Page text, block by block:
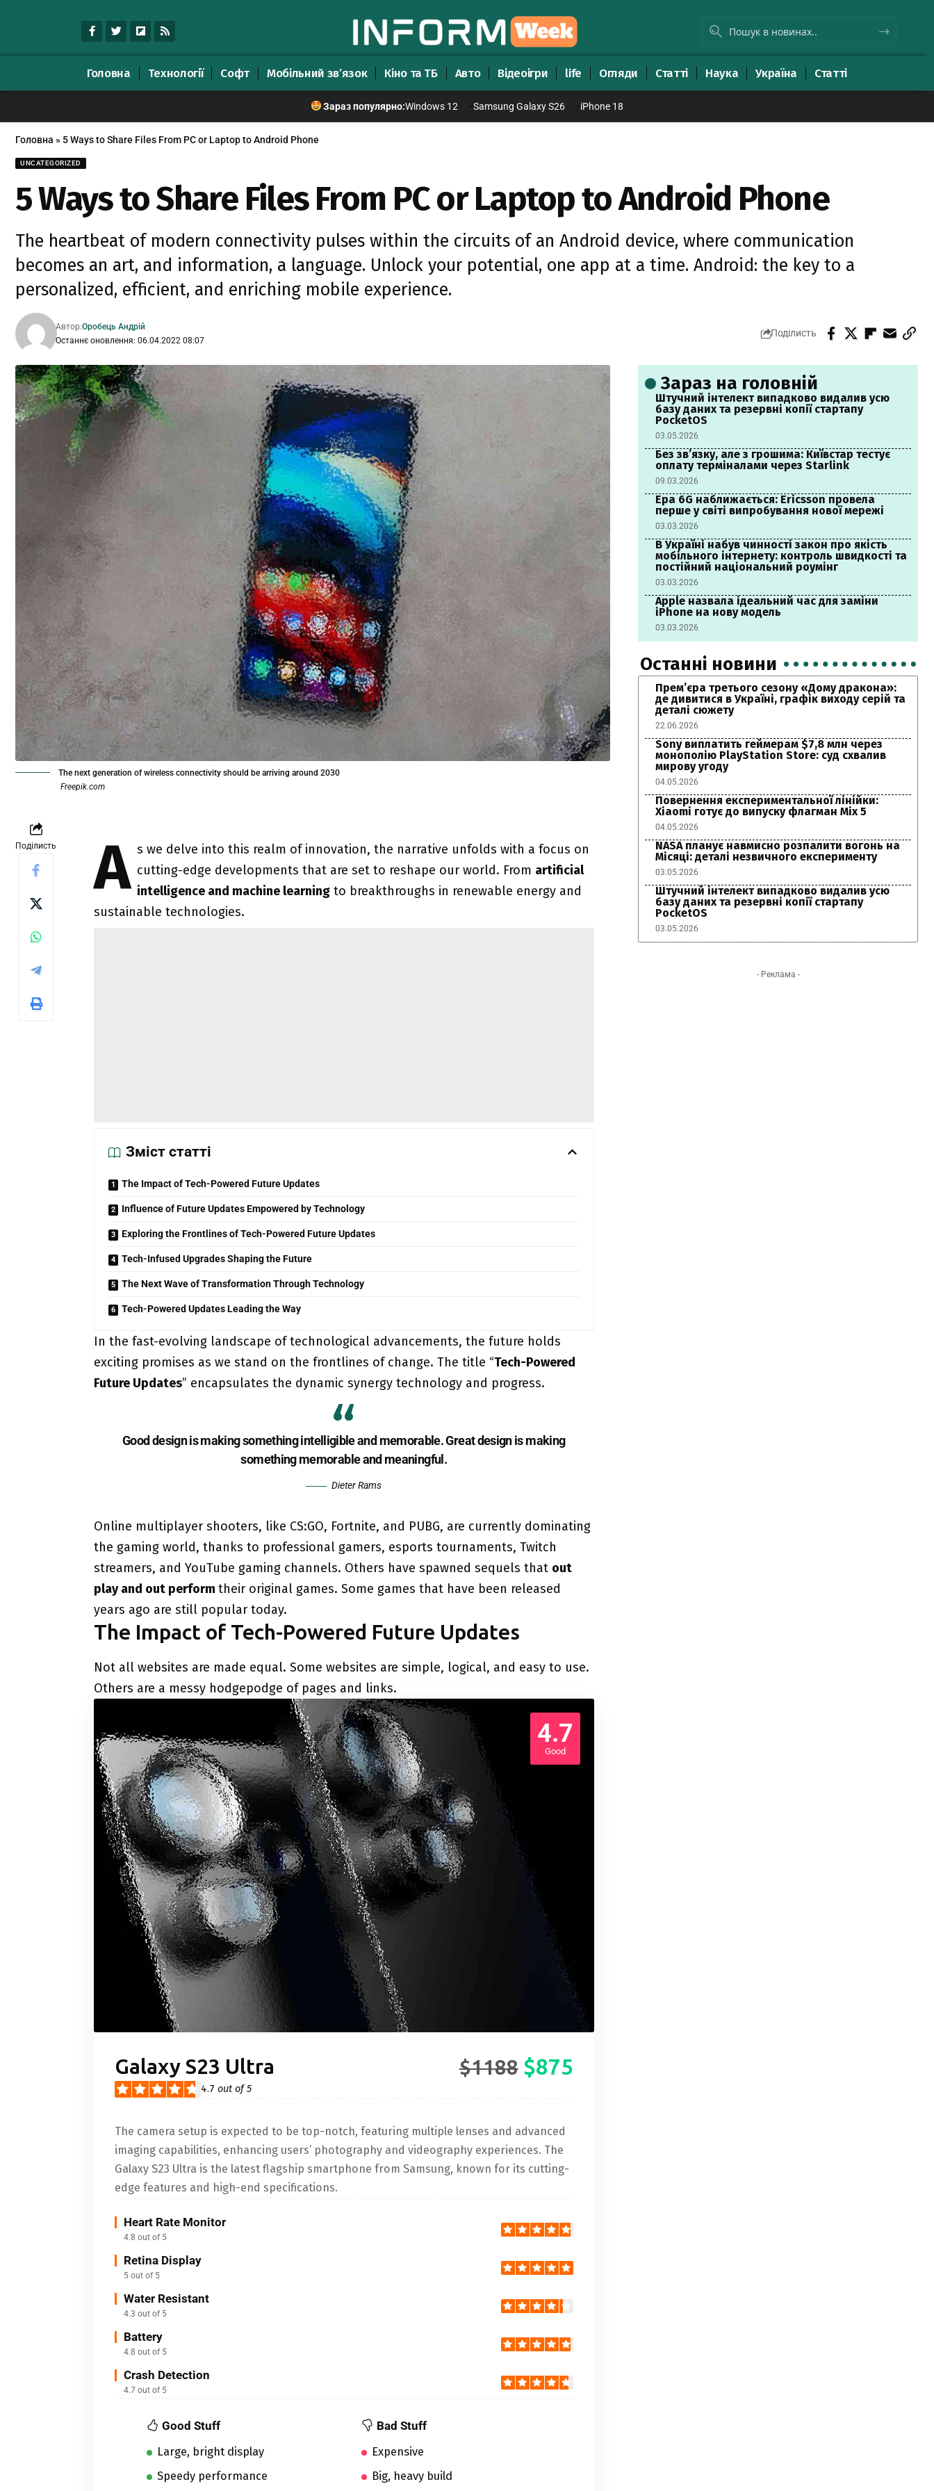
Головна Технології Софт Мобільний зв’язок Кіно та ТБ Авто Відеоігри life Огляди Статті Наука Україна Статті
Зараз популярно:Windows 12 Samsung Galaxy S26 iPhone 18
Головна » 5 Ways to Share Files From PC or Laptop to Android Phone
UNCATEGORIZED
5 Ways to Share Files From PC or Laptop to Android Phone
The heartbeat of modern connectivity pulses within the circuits of an Android device, where communication
becomes an art, and information, a language. Unlock your potential, one app at a time. Android: the key to a
personalized, efficient, and enriching mobile experience.
Останнє оновлення: 06.04.2022 08:07
Автор:Оробець Андрій
Поділисть
The next generation of wireless connectivity should be arriving around 2030
Freepik.com
Поділисть A s we delve into this realm of innovation, the narrative unfolds with a focus on
cutting-edge developments that are set to reshape our world. From artificial
intelligence and machine learningto breakthroughs in renewable energy and
sustainable technologies.
Зміст статті
The Impact of Tech-Powered Future Updates
Influence of Future Updates Empowered by Technology
Exploring the Frontlines of Tech-Powered Future Updates
Tech-Infused Upgrades Shaping the Future
The Next Wave of Transformation Through Technology
Tech-Powered Updates Leading the Way
In the fast-evolving landscape of technological advancements, the future holds
exciting promises as we stand on the frontlines of change. The title “Tech-Powered
Future Updates” encapsulates the dynamic synergy technology and progress.
Good design is making something intelligible and memorable. Great design is making
something memorable and meaningful.
Dieter Rams
Online multiplayer shooters, like CS:GO, Fortnite, and PUBG, are currently dominating
the gaming world, thanks to professional gamers, esports tournaments, Twitch
streamers, and YouTube gaming channels. Others have spawned sequels that out
play and out perform their original games. Some games that have been released
years ago are still popular today.
The Impact of Tech-Powered Future Updates
Not all websites are made equal. Some websites are simple, logical, and easy to use.
Others are a messy hodgepodge of pages and links.
4.7
Good
Galaxy S23 Ultra $1188 $875
4.7 out of 5
The camera setup is expected to be top-notch, featuring multiple lenses and advanced
imaging capabilities, enhancing users’ photography and videography experiences. The
Galaxy S23 Ultra is the latest flagship smartphone from Samsung, known for its cutting-
edge features and high-end specifications.
Heart Rate Monitor
4.8 out of 5
Retina Display
5 out of 5
Water Resistant
4.3 out of 5
Battery
4.8 out of 5
Crash Detection
4.7 out of 5
Good Stuff
Large, bright display
Speedy performance
Bad Stuff
Expensive
Big, heavy build
Зараз на головній
Штучний інтелект випадково видалив усю
базу даних та резервні копії стартапу
PocketOS
03.05.2026
Без зв’язку, але з грошима: Київстар тестує
оплату терміналами через Starlink
09.03.2026
Ера 6G наближається: Ericsson провела
перше у світі випробування нової мережі
03.03.2026
В Україні набув чинності закон про якість
мобільного інтернету: контроль швидкості та
постійний національний роумінг
03.03.2026
Apple назвала ідеальний час для заміни
iPhone на нову модель
03.03.2026
Останні новини
Прем’єра третього сезону «Дому дракона»:
де дивитися в Україні, графік виходу серій та
деталі сюжету
22.06.2026
Sony виплатить геймерам $7,8 млн через
монополію PlayStation Store: суд схвалив
мирову угоду
04.05.2026
Повернення експериментальної лінійки:
Xiaomi готує до випуску флагман Mix 5
04.05.2026
NASA планує навмисно розпалити вогонь на
Місяці: деталі незвичного експерименту
03.05.2026
Штучний інтелект випадково видалив усю
базу даних та резервні копії стартапу
PocketOS
03.05.2026
- Реклама -